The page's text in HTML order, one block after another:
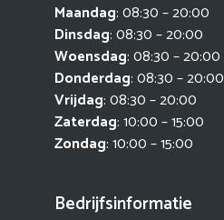
Maandag: 08:30 – 20:00
Dinsdag: 08:30 – 20:00
Woensdag: 08:30 – 20:00
Donderdag: 08:30 – 20:00
Vrijdag: 08:30 – 20:00
Zaterdag: 10:00 – 15:00
Zondag: 10:00 – 15:00
Bedrijfsinformatie